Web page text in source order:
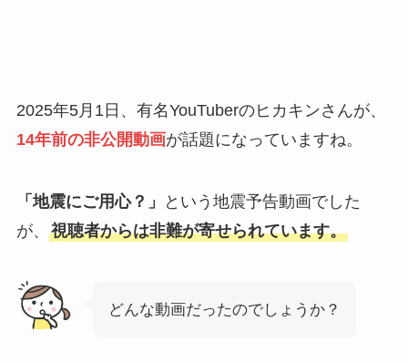
2025年5月1日、有名YouTuberのヒカキンさんが、
14年前の非公開動画が話題になっていますね。
「地震にご用心？」
という地震予告動画でした
が、 視聴者からは非難が寄せられています。
どんな動画だったのでしょうか？